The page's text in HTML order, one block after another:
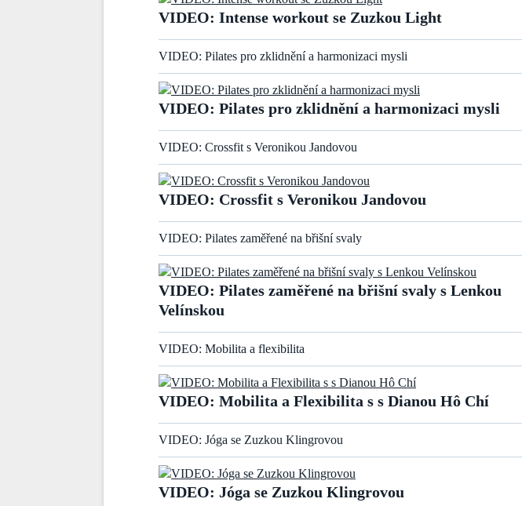
VIDEO: Intense workout se Zuzkou Light
VIDEO: Pilates pro zklidnění a harmonizaci mysli
VIDEO: Pilates pro zklidnění a harmonizaci mysli
VIDEO: Crossfit s Veronikou Jandovou
VIDEO: Crossfit s Veronikou Jandovou
VIDEO: Pilates zaměřené na břišní svaly
VIDEO: Pilates zaměřené na břišní svaly s Lenkou
Velínskou
VIDEO: Mobilita a flexibilita
VIDEO: Mobilita a Flexibilita s s Dianou Hô Chí
VIDEO: Jóga se Zuzkou Klingrovou
VIDEO: Jóga se Zuzkou Klingrovou